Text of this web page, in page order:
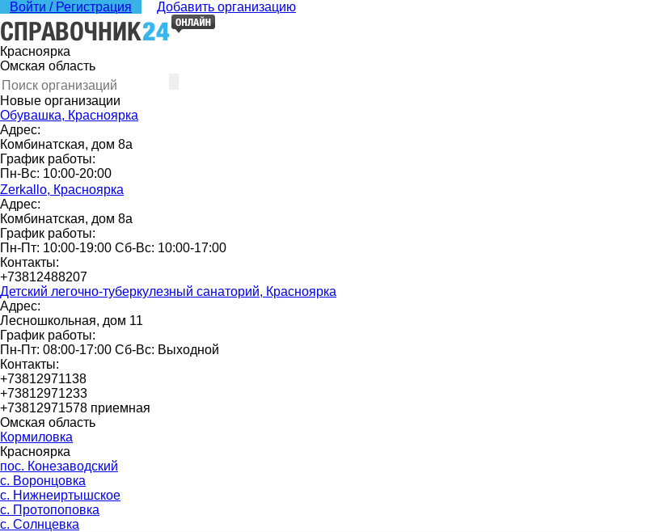
Войти / Регистрация Добавить организацию
Красноярка
Омская область
Новые организации
Обувашка, Красноярка
Адрес:
Комбинатская, дом 8а
График работы:
Пн-Вс: 10:00-20:00
Zerkallo, Красноярка
Адрес:
Комбинатская, дом 8а
График работы:
Пн-Пт: 10:00-19:00 Сб-Вс: 10:00-17:00
Контакты:
+73812488207
Детский легочно-туберкулезный санаторий, Красноярка
Адрес:
Лесношкольная, дом 11
График работы:
Пн-Пт: 08:00-17:00 Сб-Вс: Выходной
Контакты:
+73812971138
+73812971233
+73812971578 приемная
Омская область
Кормиловка
Красноярка
пос. Конезаводский
с. Воронцовка
с. Нижнеиртышское
с. Протопоповка
с. Солнцевка